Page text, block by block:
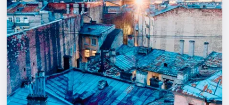
Экскурсии
Спорт
События
Города